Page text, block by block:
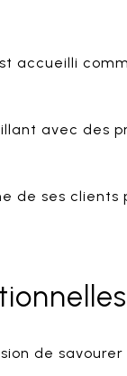
accueilli
avec des
ses clients
de